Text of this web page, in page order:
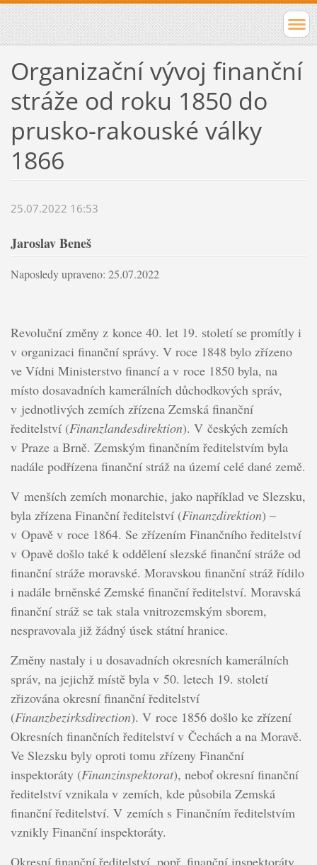
Organizační vývoj finanční
stráže od roku 1850 do
prusko-rakouské války
1866
25.07.2022 16:53
Jaroslav Beneš
Naposledy upraveno: 25.07.2022
Revoluční změny z konce 40. let 19. století se promítly i
v organizaci finanční správy. V roce 1848 bylo zřízeno
ve Vídni Ministerstvo financí a v roce 1850 byla, na
místo dosavadních kamerálních důchodkových správ,
v jednotlivých zemích zřízena Zemská finanční
ředitelství (Finanzlandesdirektion). V českých zemích
v Praze a Brně. Zemským finančním ředitelstvím byla
nadále podřízena finanční stráž na území celé dané země.
V menších zemích monarchie, jako například ve Slezsku,
byla zřízena Finanční ředitelství (Finanzdirektion) –
v Opavě v roce 1864. Se zřízením Finančního ředitelství
v Opavě došlo také k oddělení slezské finanční stráže od
finanční stráže moravské. Moravskou finanční stráž řídilo
i nadále brněnské Zemské finanční ředitelství. Moravská
finanční stráž se tak stala vnitrozemským sborem,
nespravovala již žádný úsek státní hranice.
Změny nastaly i u dosavadních okresních kamerálních
správ, na jejichž místě byla v 50. letech 19. století
zřizována okresní finanční ředitelství
(Finanzbezirksdirection). V roce 1856 došlo ke zřízení
Okresních finančních ředitelství v Čechách a na Moravě.
Ve Slezsku byly oproti tomu zřízeny Finanční
inspektoráty (Finanzinspektorat), neboť okresní finanční
ředitelství vznikala v zemích, kde působila Zemská
finanční ředitelství. V zemích s Finančním ředitelstvím
vznikly Finanční inspektoráty.
Okresní finanční ředitelství, popř. finanční inspektoráty,